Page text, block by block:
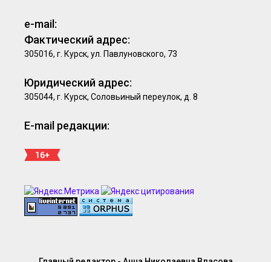
e-mail:
Фактический адрес:
305016, г. Курск, ул. Павлуновского, 73
Юридический адрес:
305044, г. Курск, Соловьиный переулок, д. 8
E-mail редакции: